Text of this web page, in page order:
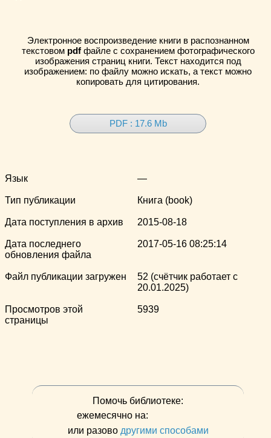
Электронное воспроизведение книги в распознанном
текстовом pdfфайле с сохранением фотографического
изображения страниц книги. Текст находится под
изображением: по файлу можно искать, а текст можно
копировать для цитирования.
PDF : 17.6 Mb
Язык —
Тип публикации Книга (book)
Дата поступления в архив 2015-08-18
Дата последнего
обновления файла
2017-05-16 08:25:14
Файл публикации загружен
52 (счётчик работает с
20.01.2025)
Просмотров этой
страницы
5939
Помочь библиотеке:
ежемесячно на:
или разово другими способами